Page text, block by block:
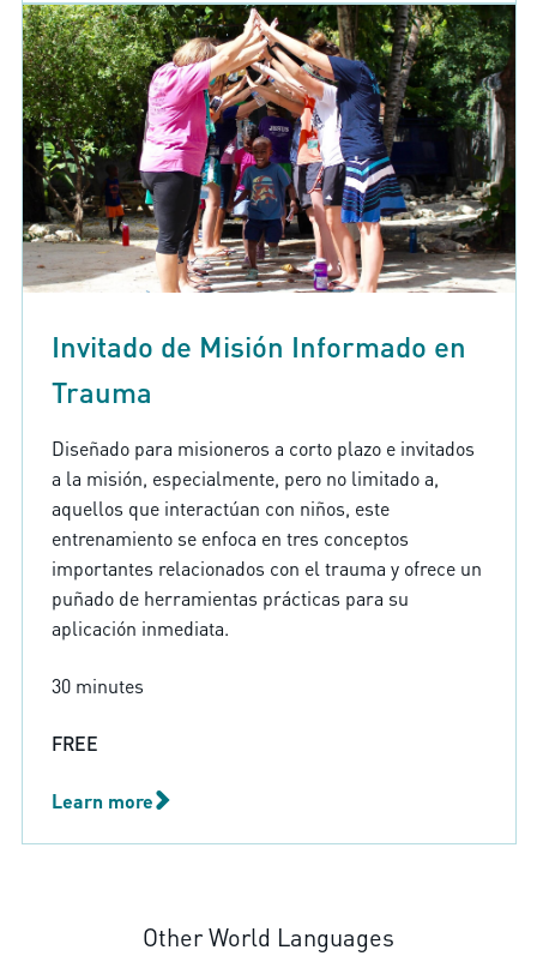
Invitado de Misión Informado en
Trauma
Diseñado para misioneros a corto plazo e invitados
a la misión, especialmente, pero no limitado a,
aquellos que interactúan con niños, este
entrenamiento se enfoca en tres conceptos
importantes relacionados con el trauma y ofrece un
puñado de herramientas prácticas para su
aplicación inmediata.
30 minutes
FREE
Learn more
Other World Languages